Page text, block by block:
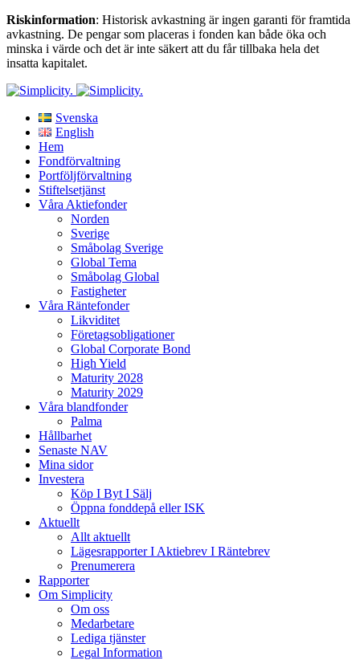
Riskinformation: Historisk avkastning är ingen garanti för framtida
avkastning. De pengar som placeras i fonden kan både öka och
minska i värde och det är inte säkert att du får tillbaka hela det
insatta kapitalet.
Svenska
English
Hem
Fondförvaltning
Portföljförvaltning
Stiftelsetjänst
Våra Aktiefonder
Norden
Sverige
Småbolag Sverige
Global Tema
Småbolag Global
Fastigheter
Våra Räntefonder
Likviditet
Företagsobligationer
Global Corporate Bond
High Yield
Maturity 2028
Maturity 2029
Våra blandfonder
Palma
Hållbarhet
Senaste NAV
Mina sidor
Investera
Köp I Byt I Sälj
Öppna fonddepå eller ISK
Aktuellt
Allt aktuellt
Lägesrapporter I Aktiebrev I Räntebrev
Prenumerera
Rapporter
Om Simplicity
Om oss
Medarbetare
Lediga tjänster
Legal Information